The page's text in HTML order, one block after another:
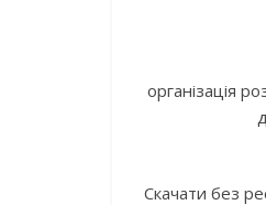
організація
Скачати без